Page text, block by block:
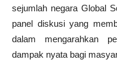
sejumlah negara Global
panel diskusi yang
dalam mengarahkan
dampak nyata bagi